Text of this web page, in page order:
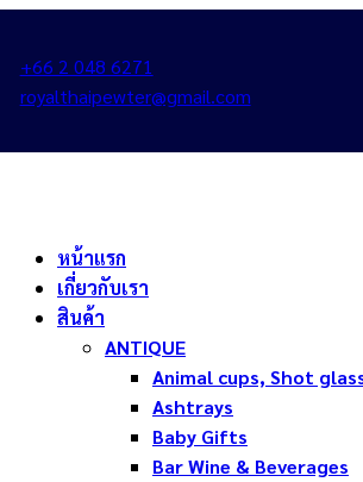
+66 2 048 6271
royalthaipewter@gmail.com
หน้าแรก
เกี่ยวกับเรา
สินค้า
ANTIQUE
Animal cups, Shot
Ashtrays
Baby Gifts
Bar Wine & Beverages